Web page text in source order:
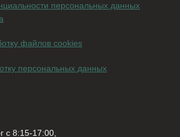
персональных данных
файлов cookies
персональных данных
с 8:15-17:00,